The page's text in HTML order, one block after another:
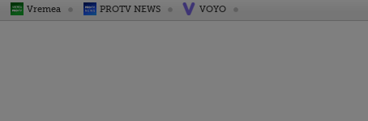
Vremea PROTV NEWS VOYO